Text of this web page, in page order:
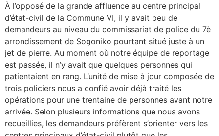
À l’opposé de la grande affluence au centre principal
d’état-civil de la Commune VI, il y avait peu de
demandeurs au niveau du commissariat de police du 7è
arrondissement de Sogoniko pourtant situé juste à un
jet de pierre. Au moment où notre équipe de reportage
est passée, il n’y avait que quelques personnes qui
patientaient en rang. L’unité de mise à jour composée de
trois policiers nous a confié avoir déjà traité les
opérations pour une trentaine de personnes avant notre
arrivée. Selon plusieurs informations que nous avons
recueillies, les demandeurs préfèrent s’orienter vers les